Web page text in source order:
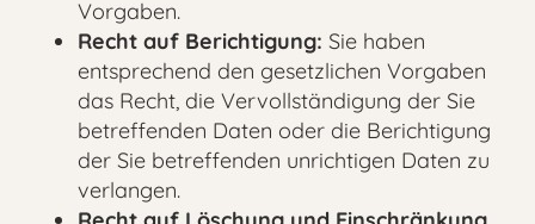
Vorgaben.
Recht auf Berichtigung: Sie haben
entsprechend den gesetzlichen Vorgaben
das Recht, die Vervollständigung der Sie
betreffenden Daten oder die Berichtigung
der Sie betreffenden unrichtigen Daten zu
verlangen.